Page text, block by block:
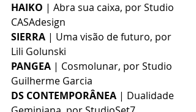
HAIKO | Abra sua caixa, por Studio
CASAdesign
SIERRA | Uma visão de futuro, por
Lili Golunski
PANGEA | Cosmolunar, por Studio
Guilherme Garcia
DS CONTEMPORÂNEA | Dualidade